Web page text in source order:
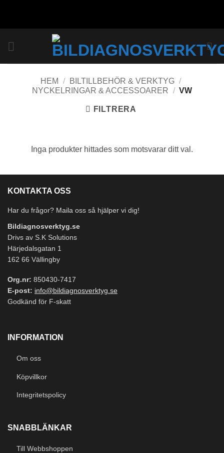
content
HEM / BILTILLBEHÖR & VERKTYG /
NYCKELRINGAR & ACCESSOARER / VW
FILTRERA
Inga produkter hittades som motsvarar ditt val.
KONTAKTA OSS
Har du frågor? Maila oss så hjälper vi dig!
Bildiagnosverktyg.se
Drivs av S.K Solutions
Härjedalsgatan 1
162 66 Vällingby
Org.nr: 850430-7417
E-post: info@bildiagnosverktyg.se
Godkänd för F-skatt
INFORMATION
Om oss
Köpvillkor
Integritetspolicy
SNABBLÄNKAR
Till Webbshoppen